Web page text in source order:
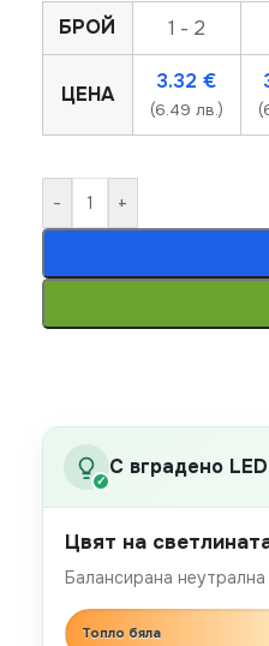
БРОЙ 1 - 2
ЦЕНА
3.32€
(6.49 лв.)
- +
✓
С вградено
Цвят на
Балансирана
Топло бяла